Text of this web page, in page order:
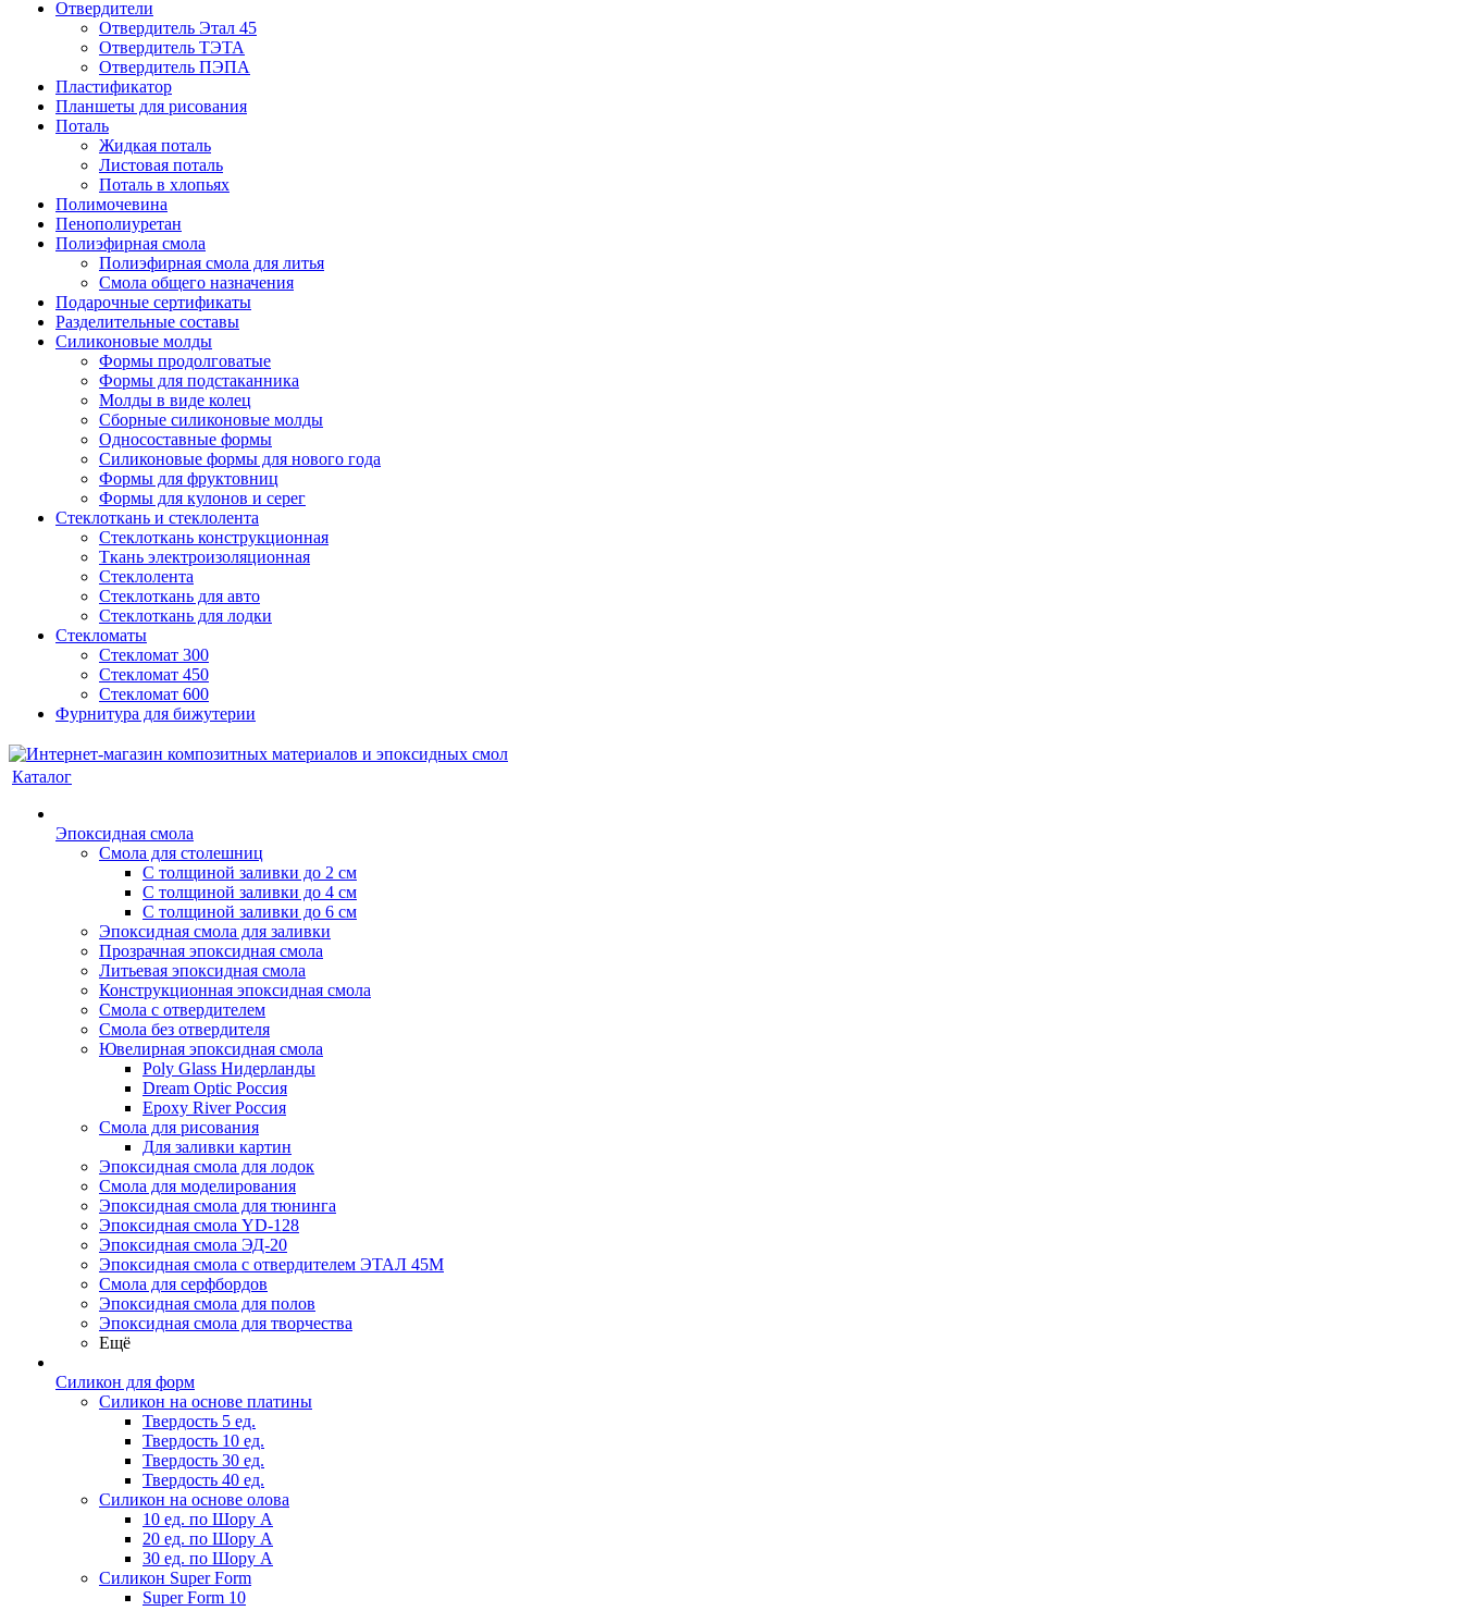
Отвердители
Отвердитель Этал 45
Отвердитель ТЭТА
Отвердитель ПЭПА
Пластификатор
Планшеты для рисования
Поталь
Жидкая поталь
Листовая поталь
Поталь в хлопьях
Полимочевина
Пенополиуретан
Полиэфирная смола
Полиэфирная смола для литья
Смола общего назначения
Подарочные сертификаты
Разделительные составы
Силиконовые молды
Формы продолговатые
Формы для подстаканника
Молды в виде колец
Сборные силиконовые молды
Односоставные формы
Силиконовые формы для нового года
Формы для фруктовниц
Формы для кулонов и серег
Стеклоткань и стеклолента
Стеклоткань конструкционная
Ткань электроизоляционная
Стеклолента
Стеклоткань для авто
Стеклоткань для лодки
Стекломаты
Стекломат 300
Стекломат 450
Стекломат 600
Фурнитура для бижутерии
Каталог
Эпоксидная смола
Смола для столешниц
С толщиной заливки до 2 см
С толщиной заливки до 4 см
С толщиной заливки до 6 см
Эпоксидная смола для заливки
Прозрачная эпоксидная смола
Литьевая эпоксидная смола
Конструкционная эпоксидная смола
Смола с отвердителем
Смола без отвердителя
Ювелирная эпоксидная смола
Poly Glass Нидерланды
Dream Optic Россия
Epoxy River Россия
Смола для рисования
Для заливки картин
Эпоксидная смола для лодок
Смола для моделирования
Эпоксидная смола для тюнинга
Эпоксидная смола YD-128
Эпоксидная смола ЭД-20
Эпоксидная смола с отвердителем ЭТАЛ 45М
Смола для серфбордов
Эпоксидная смола для полов
Эпоксидная смола для творчества
Ещё
Силикон для форм
Силикон на основе платины
Твердость 5 ед.
Твердость 10 ед.
Твердость 30 ед.
Твердость 40 ед.
Силикон на основе олова
10 ед. по Шору А
20 ед. по Шору А
30 ед. по Шору А
Силикон Super Form
Super Form 10